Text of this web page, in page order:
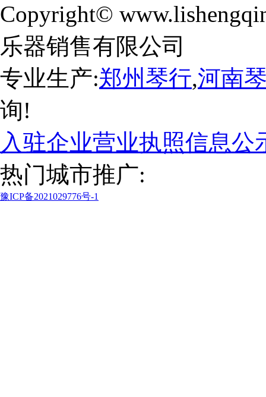
Copyright©
乐器销售有限公司
专业生产:郑州琴行,河南
询!
入驻企业营业执照信息公
热门城市推广:
豫ICP备2021029776号-1